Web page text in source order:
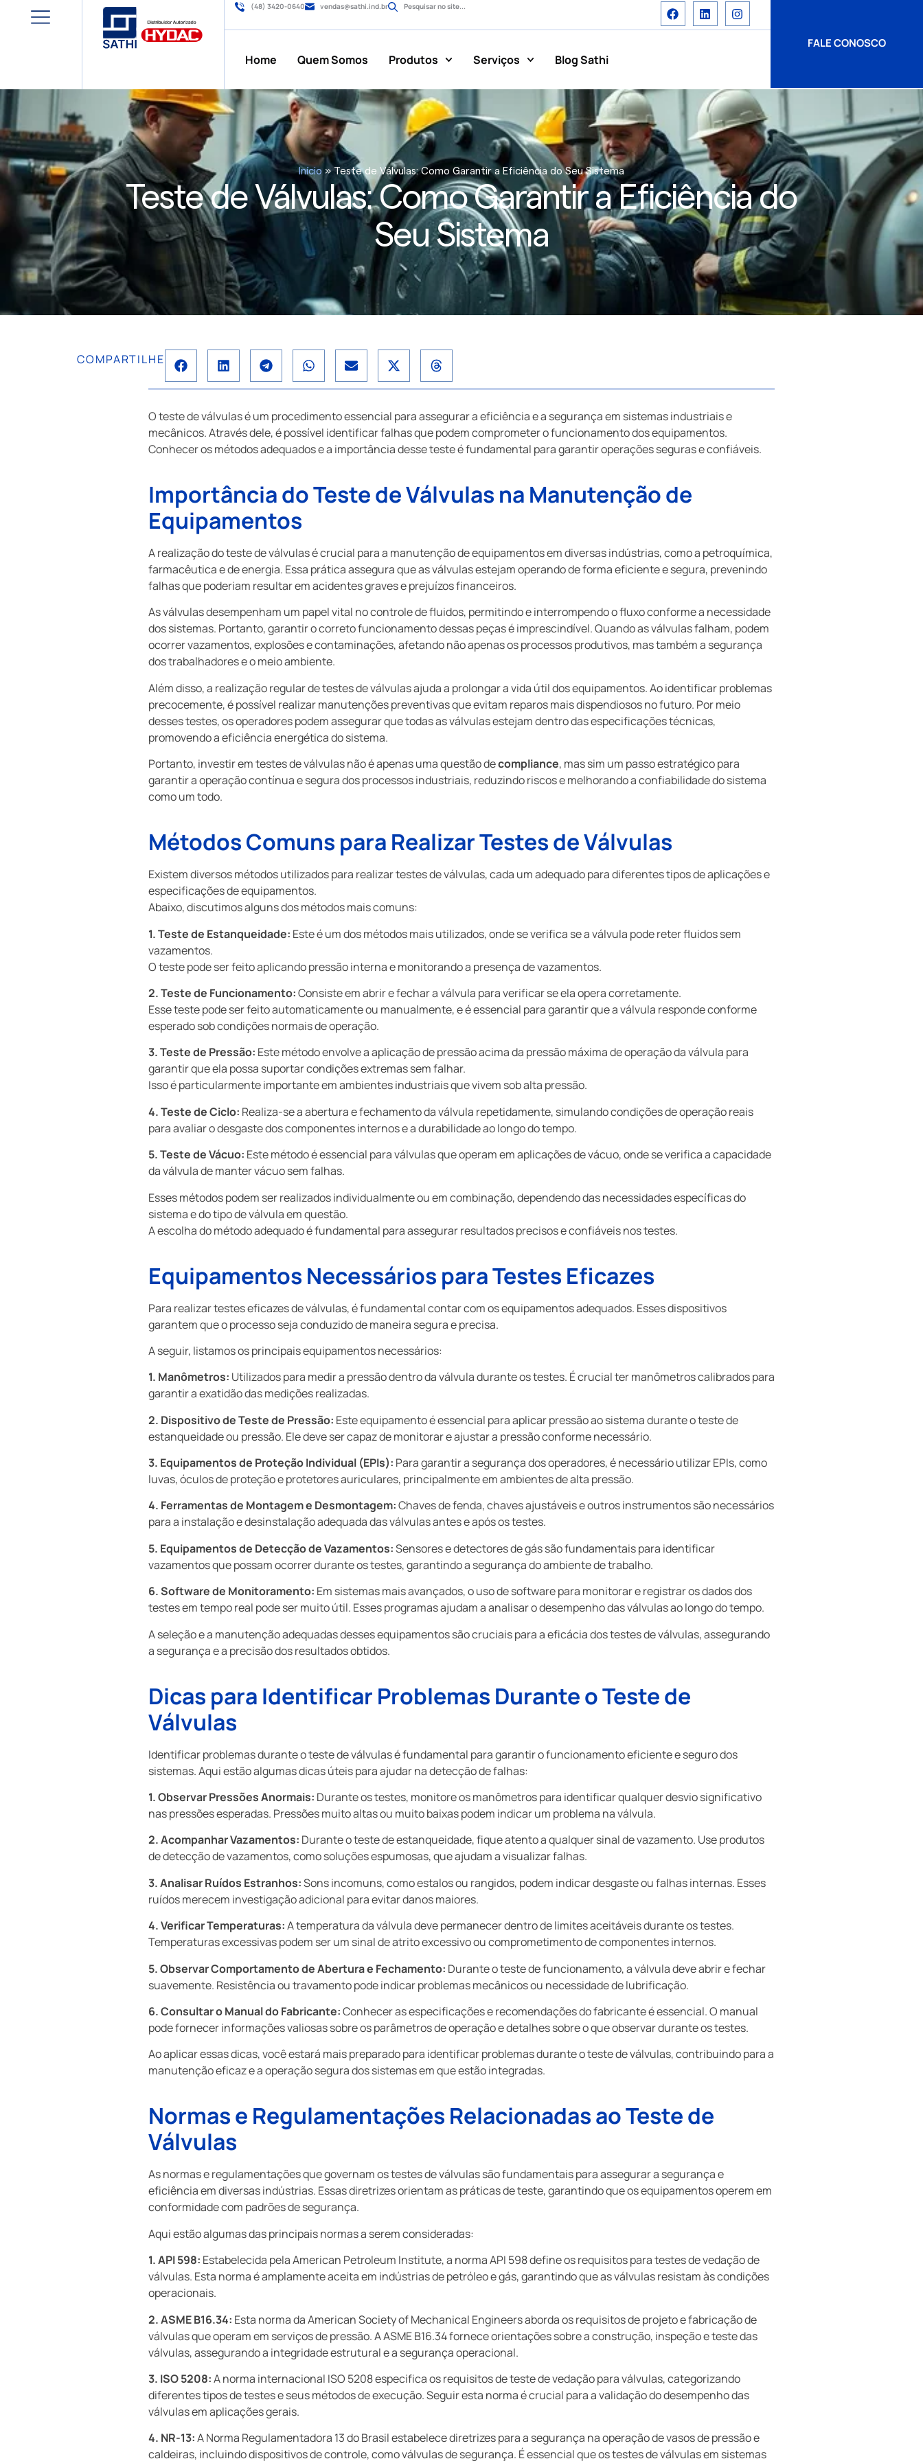
(48) 3420-0640 vendas@sathi.ind.br Pesquisar no site...
Home Quem Somos Produtos Serviços Blog Sathi
FALE CONOSCO
Início »Teste de Válvulas: Como Garantir a Eficiência do Seu Sistema
Teste de Válvulas: Como Garantir a Eficiência do
Seu Sistema
COMPARTILHE
O teste de válvulas é um procedimento essencial para assegurar a eficiência e a segurança em sistemas industriais e
mecânicos. Através dele, é possível identificar falhas que podem comprometer o funcionamento dos equipamentos.
Conhecer os métodos adequados e a importância desse teste é fundamental para garantir operações seguras e confiáveis.
Importância do Teste de Válvulas na Manutenção de
Equipamentos
A realização do teste de válvulas é crucial para a manutenção de equipamentos em diversas indústrias, como a petroquímica,
farmacêutica e de energia. Essa prática assegura que as válvulas estejam operando de forma eficiente e segura, prevenindo
falhas que poderiam resultar em acidentes graves e prejuízos financeiros.
As válvulas desempenham um papel vital no controle de fluidos, permitindo e interrompendo o fluxo conforme a necessidade
dos sistemas. Portanto, garantir o correto funcionamento dessas peças é imprescindível. Quando as válvulas falham, podem
ocorrer vazamentos, explosões e contaminações, afetando não apenas os processos produtivos, mas também a segurança
dos trabalhadores e o meio ambiente.
Além disso, a realização regular de testes de válvulas ajuda a prolongar a vida útil dos equipamentos. Ao identificar problemas
precocemente, é possível realizar manutenções preventivas que evitam reparos mais dispendiosos no futuro. Por meio
desses testes, os operadores podem assegurar que todas as válvulas estejam dentro das especificações técnicas,
promovendo a eficiência energética do sistema.
Portanto, investir em testes de válvulas não é apenas uma questão decompliance, mas sim um passo estratégico para
garantir a operação contínua e segura dos processos industriais, reduzindo riscos e melhorando a confiabilidade do sistema
como um todo.
Métodos Comuns para Realizar Testes de Válvulas
Existem diversos métodos utilizados para realizar testes de válvulas, cada um adequado para diferentes tipos de aplicações e
especificações de equipamentos.
Abaixo, discutimos alguns dos métodos mais comuns:
1. Teste de Estanqueidade: Este é um dos métodos mais utilizados, onde se verifica se a válvula pode reter fluidos sem
vazamentos.
O teste pode ser feito aplicando pressão interna e monitorando a presença de vazamentos.
2. Teste de Funcionamento:Consiste em abrir e fechar a válvula para verificar se ela opera corretamente.
Esse teste pode ser feito automaticamente ou manualmente, e é essencial para garantir que a válvula responde conforme
esperado sob condições normais de operação.
3. Teste de Pressão: Este método envolve a aplicação de pressão acima da pressão máxima de operação da válvula para
garantir que ela possa suportar condições extremas sem falhar.
Isso é particularmente importante em ambientes industriais que vivem sob alta pressão.
4. Teste de Ciclo: Realiza-se a abertura e fechamento da válvula repetidamente, simulando condições de operação reais
para avaliar o desgaste dos componentes internos e a durabilidade ao longo do tempo.
5. Teste de Vácuo: Este método é essencial para válvulas que operam em aplicações de vácuo, onde se verifica a capacidade
da válvula de manter vácuo sem falhas.
Esses métodos podem ser realizados individualmente ou em combinação, dependendo das necessidades específicas do
sistema e do tipo de válvula em questão.
A escolha do método adequado é fundamental para assegurar resultados precisos e confiáveis nos testes.
Equipamentos Necessários para Testes Eficazes
Para realizar testes eficazes de válvulas, é fundamental contar com os equipamentos adequados. Esses dispositivos
garantem que o processo seja conduzido de maneira segura e precisa.
A seguir, listamos os principais equipamentos necessários:
1. Manômetros: Utilizados para medir a pressão dentro da válvula durante os testes. É crucial ter manômetros calibrados para
garantir a exatidão das medições realizadas.
2. Dispositivo de Teste de Pressão: Este equipamento é essencial para aplicar pressão ao sistema durante o teste de
estanqueidade ou pressão. Ele deve ser capaz de monitorar e ajustar a pressão conforme necessário.
3. Equipamentos de Proteção Individual (EPIs): Para garantir a segurança dos operadores, é necessário utilizar EPIs, como
luvas, óculos de proteção e protetores auriculares, principalmente em ambientes de alta pressão.
4. Ferramentas de Montagem e Desmontagem:Chaves de fenda, chaves ajustáveis e outros instrumentos são necessários
para a instalação e desinstalação adequada das válvulas antes e após os testes.
5. Equipamentos de Detecção de Vazamentos:Sensores e detectores de gás são fundamentais para identificar
vazamentos que possam ocorrer durante os testes, garantindo a segurança do ambiente de trabalho.
6. Software de Monitoramento: Em sistemas mais avançados, o uso de software para monitorar e registrar os dados dos
testes em tempo real pode ser muito útil. Esses programas ajudam a analisar o desempenho das válvulas ao longo do tempo.
A seleção e a manutenção adequadas desses equipamentos são cruciais para a eficácia dos testes de válvulas, assegurando
a segurança e a precisão dos resultados obtidos.
Dicas para Identificar Problemas Durante o Teste de
Válvulas
Identificar problemas durante o teste de válvulas é fundamental para garantir o funcionamento eficiente e seguro dos
sistemas. Aqui estão algumas dicas úteis para ajudar na detecção de falhas:
1. Observar Pressões Anormais: Durante os testes, monitore os manômetros para identificar qualquer desvio significativo
nas pressões esperadas. Pressões muito altas ou muito baixas podem indicar um problema na válvula.
2. Acompanhar Vazamentos: Durante o teste de estanqueidade, fique atento a qualquer sinal de vazamento. Use produtos
de detecção de vazamentos, como soluções espumosas, que ajudam a visualizar falhas.
3. Analisar Ruídos Estranhos:Sons incomuns, como estalos ou rangidos, podem indicar desgaste ou falhas internas. Esses
ruídos merecem investigação adicional para evitar danos maiores.
4. Verificar Temperaturas:A temperatura da válvula deve permanecer dentro de limites aceitáveis durante os testes.
Temperaturas excessivas podem ser um sinal de atrito excessivo ou comprometimento de componentes internos.
5. Observar Comportamento de Abertura e Fechamento: Durante o teste de funcionamento, a válvula deve abrir e fechar
suavemente. Resistência ou travamento pode indicar problemas mecânicos ou necessidade de lubrificação.
6. Consultar o Manual do Fabricante:Conhecer as especificações e recomendações do fabricante é essencial. O manual
pode fornecer informações valiosas sobre os parâmetros de operação e detalhes sobre o que observar durante os testes.
Ao aplicar essas dicas, você estará mais preparado para identificar problemas durante o teste de válvulas, contribuindo para a
manutenção eficaz e a operação segura dos sistemas em que estão integradas.
Normas e Regulamentações Relacionadas ao Teste de
Válvulas
As normas e regulamentações que governam os testes de válvulas são fundamentais para assegurar a segurança e
eficiência em diversas indústrias. Essas diretrizes orientam as práticas de teste, garantindo que os equipamentos operem em
conformidade com padrões de segurança.
Aqui estão algumas das principais normas a serem consideradas:
1. API 598: Estabelecida pela American Petroleum Institute, a norma API 598 define os requisitos para testes de vedação de
válvulas. Esta norma é amplamente aceita em indústrias de petróleo e gás, garantindo que as válvulas resistam às condições
operacionais.
2. ASME B16.34: Esta norma da American Society of Mechanical Engineers aborda os requisitos de projeto e fabricação de
válvulas que operam em serviços de pressão. A ASME B16.34 fornece orientações sobre a construção, inspeção e teste das
válvulas, assegurando a integridade estrutural e a segurança operacional.
3. ISO 5208:A norma internacional ISO 5208 especifica os requisitos de teste de vedação para válvulas, categorizando
diferentes tipos de testes e seus métodos de execução. Seguir esta norma é crucial para a validação do desempenho das
válvulas em aplicações gerais.
4. NR-13:A Norma Regulamentadora 13 do Brasil estabelece diretrizes para a segurança na operação de vasos de pressão e
caldeiras, incluindo dispositivos de controle, como válvulas de segurança. É essencial que os testes de válvulas em sistemas